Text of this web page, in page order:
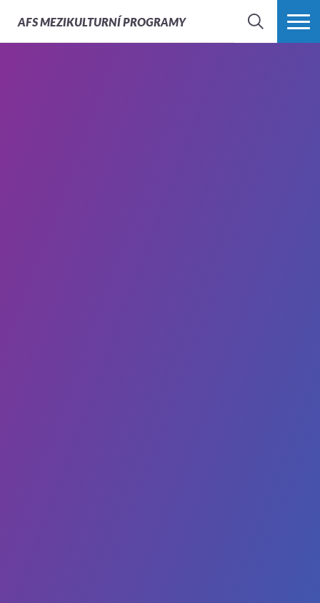
AFSMEZIKULTURNÍ PROGRAMY
HLEDAT VÍCE